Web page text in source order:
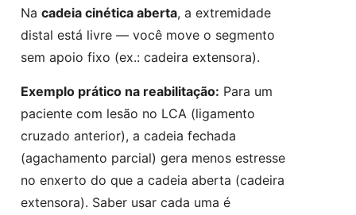
Na cadeia cinética aberta, a extremidade
distal está livre — você move o segmento
sem apoio fixo (ex.: cadeira extensora).
Exemplo prático na reabilitação: Para um
paciente com lesão no LCA (ligamento
cruzado anterior), a cadeia fechada
(agachamento parcial) gera menos estresse
no enxerto do que a cadeia aberta (cadeira
extensora). Saber usar cada uma é